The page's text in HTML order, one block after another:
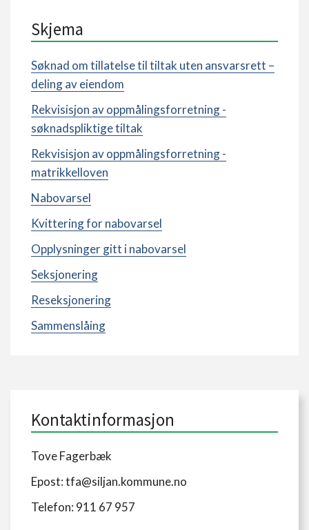
Skjema
Søknad om tillatelse til tiltak uten ansvarsrett –
deling av eiendom
Rekvisisjon av oppmålingsforretning -
søknadspliktige tiltak
Rekvisisjon av oppmålingsforretning -
matrikkelloven
Nabovarsel
Kvittering for nabovarsel
Opplysninger gitt i nabovarsel
Seksjonering
Reseksjonering
Sammenslåing
Kontaktinformasjon
Tove Fagerbæk
Epost: tfa@siljan.kommune.no
Telefon: 911 67 957